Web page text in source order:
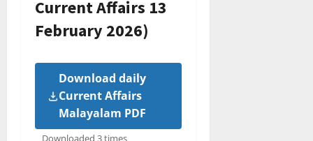
Current Affairs 13
February 2026)
Download daily
Current Affairs
Malayalam PDF
Downloaded 3 times